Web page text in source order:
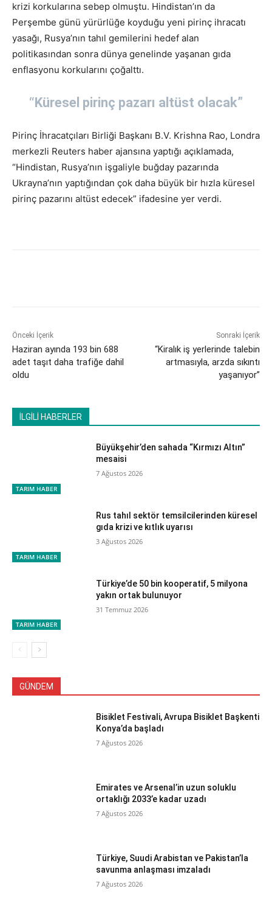
krizi korkularına sebep olmuştu. Hindistan’ın da
Perşembe günü yürürlüğe koyduğu yeni pirinç ihracatı
yasağı, Rusya’nın tahıl gemilerini hedef alan
politikasından sonra dünya genelinde yaşanan gıda
enflasyonu korkularını çoğalttı.
“Küresel pirinç pazarı altüst olacak”
Pirinç İhracatçıları Birliği Başkanı B.V. Krishna Rao, Londra
merkezli Reuters haber ajansına yaptığı açıklamada,
“Hindistan, Rusya’nın işgaliyle buğday pazarında
Ukrayna’nın yaptığından çok daha büyük bir hızla küresel
pirinç pazarını altüst edecek” ifadesine yer verdi.
Önceki İçerik
Haziran ayında 193 bin 688
adet taşıt daha trafiğe dahil
oldu
Sonraki İçerik
“Kiralık iş yerlerinde talebin
artmasıyla, arzda sıkıntı
yaşanıyor”
İLGİLİ HABERLER
TARIM HABER
Büyükşehir’den sahada “Kırmızı Altın”
mesaisi
7 Ağustos 2026
TARIM HABER
Rus tahıl sektör temsilcilerinden küresel
gıda krizi ve kıtlık uyarısı
3 Ağustos 2026
TARIM HABER
Türkiye’de 50 bin kooperatif, 5 milyona
yakın ortak bulunuyor
31 Temmuz 2026
GÜNDEM
Bisiklet Festivali, Avrupa Bisiklet Başkenti
Konya’da başladı
7 Ağustos 2026
Emirates ve Arsenal’in uzun soluklu
ortaklığı 2033’e kadar uzadı
7 Ağustos 2026
Türkiye, Suudi Arabistan ve Pakistan’la
savunma anlaşması imzaladı
7 Ağustos 2026